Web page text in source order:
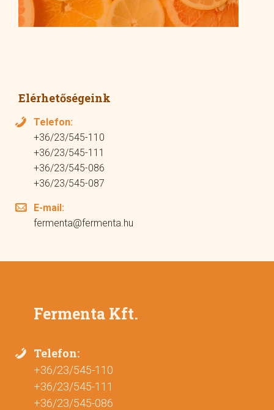
Elérhetőségeink
Telefon:
+36/23/545-110
+36/23/545-111
+36/23/545-086
+36/23/545-087
E-mail:
fermenta@fermenta.hu
Fermenta Kft.
Telefon:
+36/23/545-110
+36/23/545-111
+36/23/545-086